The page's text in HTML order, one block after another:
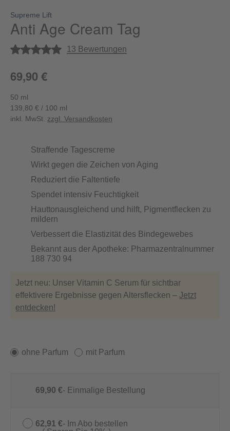
69,90 €
50 ml
139,80 € / 100 ml
inkl. MwSt. zzgl. Versandkosten
Straffende Tagescreme
Wirkt gegen die Zeichen von Aging
Reduziert die Faltentiefe
Spendet intensiv Feuchtigkeit
Hauttonausgleichend und hilft, Pigmentflecken zu
mildern
Verbessert die Elastizität des Bindegewebes
Bekannt aus der Apotheke: Pharmazentralnummer
188 730 94
Jetzt neu: Unser Vitamin C Serum für sichtbar
effektivere Ergebnisse gegen Altersflecken – Jetzt
entdecken!
Supreme Lift
Anti Age Cream Tag
Durchschnittliche Bewertung von 5 von 5 Sternen
13 Bewertungen
ohne Parfum mit Parfum
Einmalige Bestellung
69,90 €
Im Abo bestellen
62,91 €